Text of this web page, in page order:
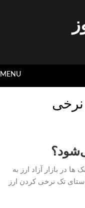
MENU
در بازار آزاد ارز به
تک نرخی کردن ارز